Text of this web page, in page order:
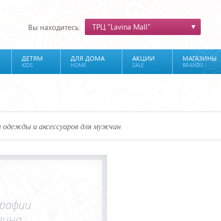
Вы находитесь: ТРЦ "Lavina Mall"
ДЕТЯМ
KIDS
ДЛЯ ДОМА
HOME
АКЦИИ
SALE
МАГАЗИНЫ
BRANDS
одежды и аксессуаров для мужчин